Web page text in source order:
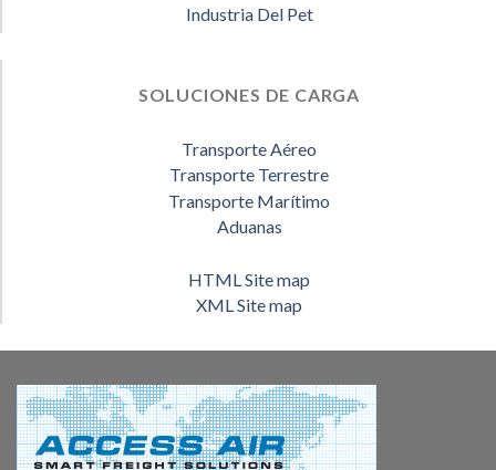
Industria Del Pet
SOLUCIONES DE CARGA
Transporte Aéreo
Transporte Terrestre
Transporte Marítimo
Aduanas
HTML Site map
XML Site map